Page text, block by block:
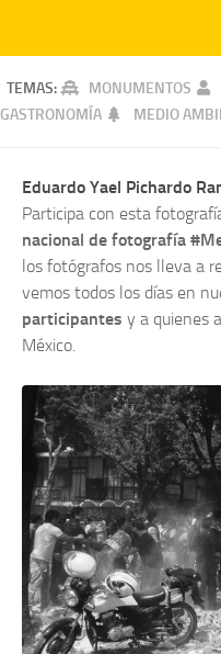
TEMAS: MONUMENTOS
GASTRONOMÍA
MEDIO
Eduardo Yael Pichardo
Participa con esta
nacional de fotografía
los fotógrafos nos lleva a
vemos todos los días en
participantes y a quienes
México.